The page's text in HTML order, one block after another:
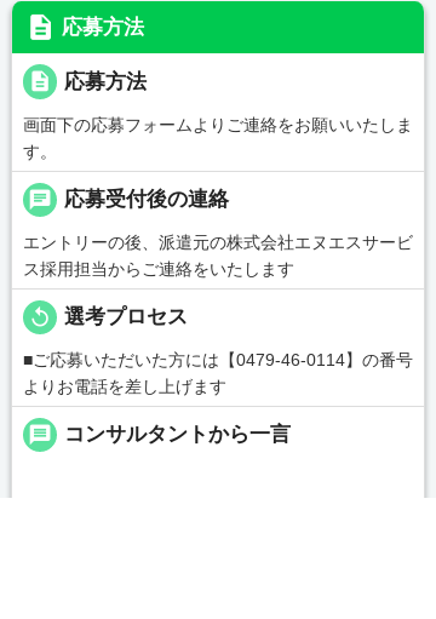
description 応募方法
description 応募方法
画面下の応募フォームよりご連絡をお願いいたしま
す。
chat 応募受付後の連絡
エントリーの後、派遣元の株式会社エヌエスサービ
ス採用担当からご連絡をいたします
replay 選考プロセス
■ご応募いただいた方には【0479-46-0114】の番号
よりお電話を差し上げます
message コンサルタントから一言